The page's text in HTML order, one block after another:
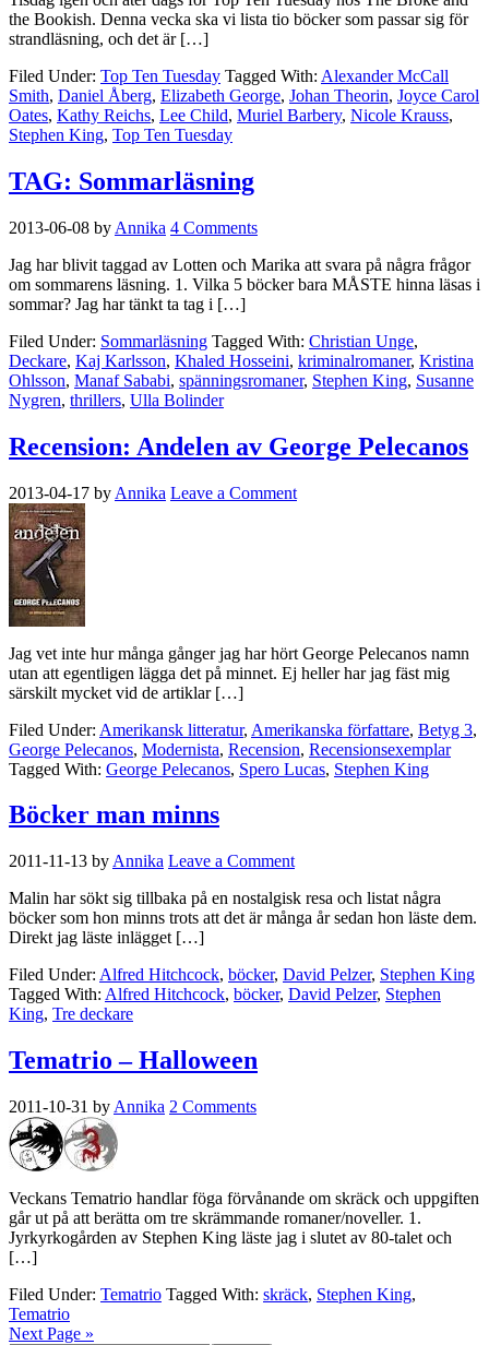
the Bookish. Denna vecka ska vi lista tio böcker som passar sig för
strandläsning, och det är […]
Filed Under: Top Ten Tuesday Tagged With: Alexander McCall
Smith, Daniel Åberg, Elizabeth George, Johan Theorin, Joyce Carol
Oates, Kathy Reichs, Lee Child, Muriel Barbery, Nicole Krauss,
Stephen King, Top Ten Tuesday
TAG: Sommarläsning
2013-06-08 by Annika 4 Comments
Jag har blivit taggad av Lotten och Marika att svara på några frågor
om sommarens läsning. 1. Vilka 5 böcker bara MÅSTE hinna läsas i
sommar? Jag har tänkt ta tag i […]
Filed Under: Sommarläsning Tagged With: Christian Unge,
Deckare, Kaj Karlsson, Khaled Hosseini, kriminalromaner, Kristina
Ohlsson, Manaf Sababi, spänningsromaner, Stephen King, Susanne
Nygren, thrillers, Ulla Bolinder
Recension: Andelen av George Pelecanos
2013-04-17 by Annika Leave a Comment
Jag vet inte hur många gånger jag har hört George Pelecanos namn
utan att egentligen lägga det på minnet. Ej heller har jag fäst mig
särskilt mycket vid de artiklar […]
Filed Under: Amerikansk litteratur, Amerikanska författare, Betyg 3,
George Pelecanos, Modernista, Recension, Recensionsexemplar
Tagged With: George Pelecanos, Spero Lucas, Stephen King
Böcker man minns
2011-11-13 by Annika Leave a Comment
Malin har sökt sig tillbaka på en nostalgisk resa och listat några
böcker som hon minns trots att det är många år sedan hon läste dem.
Direkt jag läste inlägget […]
Filed Under: Alfred Hitchcock, böcker, David Pelzer, Stephen King
Tagged With: Alfred Hitchcock, böcker, David Pelzer, Stephen
King, Tre deckare
Tematrio – Halloween
2011-10-31 by Annika 2 Comments
Veckans Tematrio handlar föga förvånande om skräck och uppgiften
går ut på att berätta om tre skrämmande romaner/noveller. 1.
Jyrkyrkogården av Stephen King läste jag i slutet av 80-talet och
[…]
Filed Under: Tematrio Tagged With: skräck, Stephen King,
Tematrio
Next Page »